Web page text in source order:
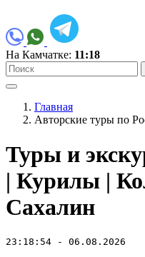
На Камчатке: 11:18
Главная
Авторские туры по
Туры и
| Курилы |
Сахалин
23:18:54 - 06.08.2026